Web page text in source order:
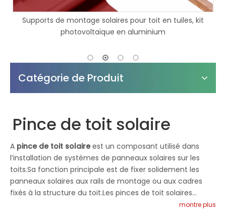
pour toit en tuiles, kit
Les structures de montage de
solaire imperméabilisent le
Catégorie de Produit
Pince de toit solaire
A pince de toit solaireest un composant utilisé dans
l’installation de systèmes de panneaux solaires sur les
toits.Sa fonction principale est de fixer solidement les
panneaux solaires aux rails de montage ou aux cadres
fixés à la structure du toit.Les pinces de toit solaires
fournissent un point de fixation robuste et sécurisé pour
montre plus